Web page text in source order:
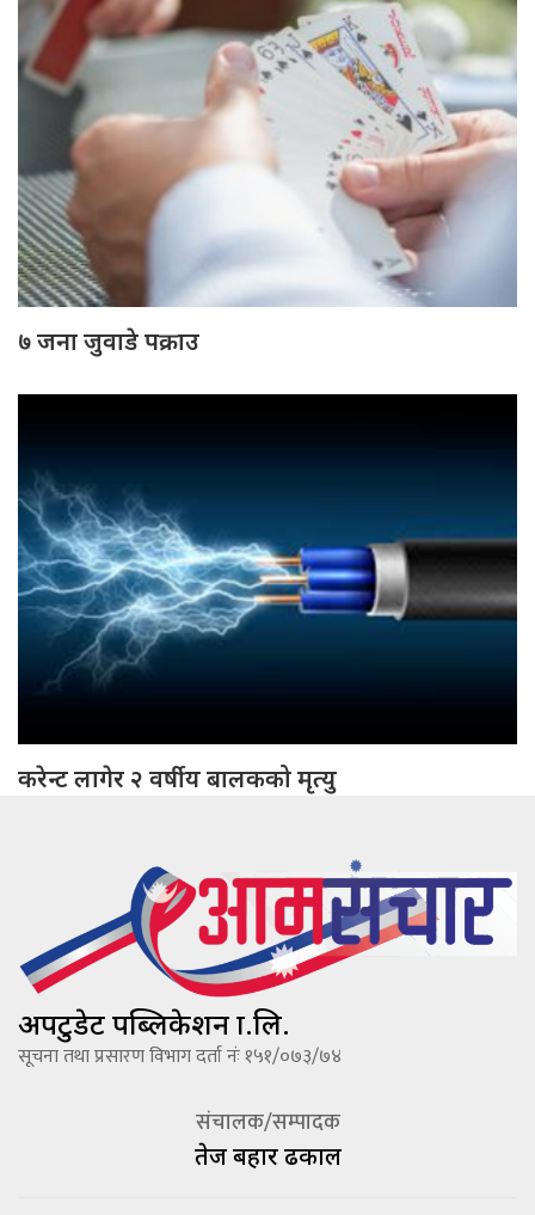
७ जना जुवाडे पक्राउ
करेन्ट लागेर २ वर्षीय बालकको मृत्यु
अपटुडेट पब्लिकेशन प्रा.लि.
सूचना तथा प्रसारण विभाग दर्ता नंः १५१/०७३/७४
संचालक/सम्पादक
तेज बहादूर ढकाल